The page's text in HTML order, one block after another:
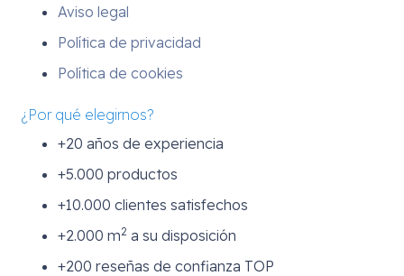
Aviso legal
Política de privacidad
Política de cookies
¿Por qué elegirnos?
+20 años de experiencia
+5.000 productos
+10.000 clientes satisfechos
+2.000 m2 a su disposición
+200 reseñas de confianza TOP